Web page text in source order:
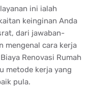
ini ialah
keinginan Anda
dari jawaban-
mengenal cara kerja
Renovasi Rumah
metode kerja yang
pula.